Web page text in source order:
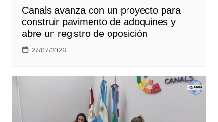
Canals avanza con un proyecto para
construir pavimento de adoquines y
abre un registro de oposición
27/07/2026